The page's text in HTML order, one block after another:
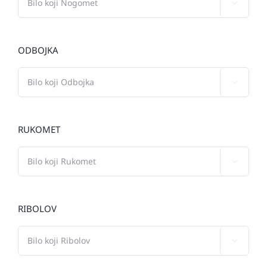
ODBOJKA
RUKOMET
RIBOLOV